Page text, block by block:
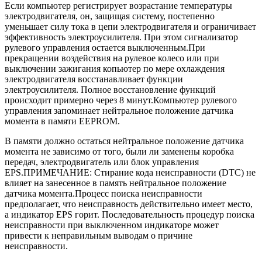
Если компьютер регистрирует возрастание температуры
электродвигателя, он, защищая систему, постепенно
уменьшает силу тока в цепи электродвигателя и ограничивает
эффективность электроусилителя. При этом сигнализатор
рулевого управления остается выключенным.При
прекращении воздействия на рулевое колесо или при
выключении зажигания копьютер по мере охлаждения
электродвигателя восстанавливает функции
электроусилителя. Полное восстановление функций
происходит примерно через 8 минут.Компьютер рулевого
управления запоминает нейтральное положение датчика
момента в памяти EEPROM.
В памяти должно остаться нейтральное положение датчика
момента не зависимо от того, были ли заменены коробка
передач, электродвигатель или блок управления
EPS.ПРИМЕЧАНИЕ: Стирание кода неисправности (DTC) не
влияет на занесенное в память нейтральное положение
датчика момента.Процесс поиска неисправности
предполагает, что неисправность действительно имеет место,
а индикатор EPS горит. Последовательность процедур поиска
неисправности при выключенном индикаторе может
привести к неправильным выводам о причине
неисправности.